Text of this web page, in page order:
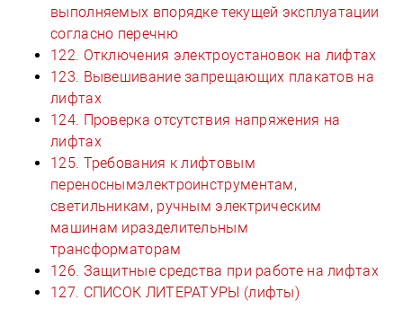
выполняемых впорядке текущей эксплуатации
согласно перечню
122. Отключения электроустановок на лифтах
123. Вывешивание запрещающих плакатов на
лифтах
124. Проверка отсутствия напряжения на
лифтах
125. Требования к лифтовым
переноснымэлектроинструментам,
светильникам, ручным электрическим
машинам иразделительным
трансформаторам
126. Защитные средства при работе на лифтах
127. СПИСОК ЛИТЕРАТУРЫ (лифты)